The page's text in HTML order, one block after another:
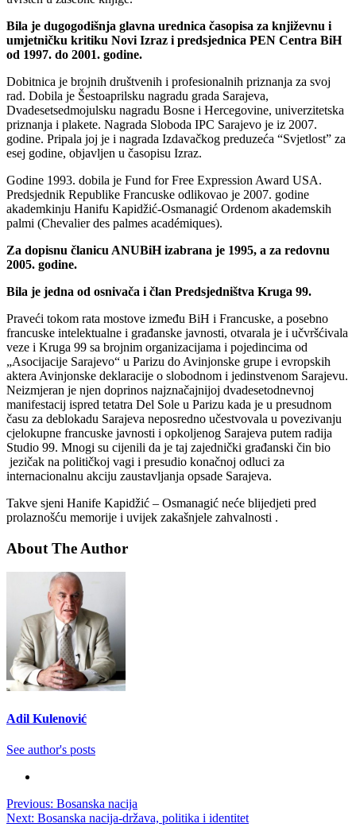
Bila je dugogodišnja glavna urednica časopisa za književnu i
umjetničku kritiku Novi Izraz i predsjednica PEN Centra BiH
od 1997. do 2001. godine.
Dobitnica je brojnih društvenih i profesionalnih priznanja za svoj
rad. Dobila je Šestoaprilsku nagradu grada Sarajeva,
Dvadesetsedmojulsku nagradu Bosne i Hercegovine, univerzitetska
priznanja i plakete. Nagrada Sloboda IPC Sarajevo je iz 2007.
godine. Pripala joj je i nagrada Izdavačkog preduzeća “Svjetlost” za
esej godine, objavljen u časopisu Izraz.
Godine 1993. dobila je Fund for Free Expression Award USA.
Predsjednik Republike Francuske odlikovao je 2007. godine
akademkinju Hanifu Kapidžić-Osmanagić Ordenom akademskih
palmi (Chevalier des palmes académiques).
Za dopisnu članicu ANUBiH izabrana je 1995, a za redovnu
2005. godine.
Bila je jedna od osnivača i član Predsjedništva Kruga 99.
Praveći tokom rata mostove između BiH i Francuske, a posebno
francuske intelektualne i građanske javnosti, otvarala je i učvršćivala
veze i Kruga 99 sa brojnim organizacijama i pojedincima od
„Asocijacije Sarajevo“ u Parizu do Avinjonske grupe i evropskih
aktera Avinjonske deklaracije o slobodnom i jedinstvenom Sarajevu.
Neizmjeran je njen doprinos najznačajnijoj dvadesetodnevnoj
manifestacij ispred tetatra Del Sole u Parizu kada je u presudnom
času za deblokadu Sarajeva neposredno učestvovala u povezivanju
cjelokupne francuske javnosti i opkoljenog Sarajeva putem radija
Studio 99. Mnogi su cijenili da je taj zajednički građanski čin bio
jezičak na političkoj vagi i presudio konačnoj odluci za
internacionalnu akciju zaustavljanja opsade Sarajeva.
Takve sjeni Hanife Kapidžić – Osmanagić neće blijedjeti pred
prolaznošću memorije i uvijek zakašnjele zahvalnosti .
About The Author
Adil Kulenović
See author's posts
Post
navigation
Previous: Bosanska nacija
Next: Bosanska nacija-država, politika i identitet